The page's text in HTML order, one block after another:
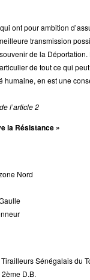
ont pour ambition
transmission
de la Déportation.
de tout ce qui
humaine, en est une
l’article 2
la Résistance »
Nord
Sénégalais du
D.B.